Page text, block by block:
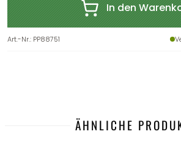
In den
Art.-Nr.: PP88751
ÄHNLICHE